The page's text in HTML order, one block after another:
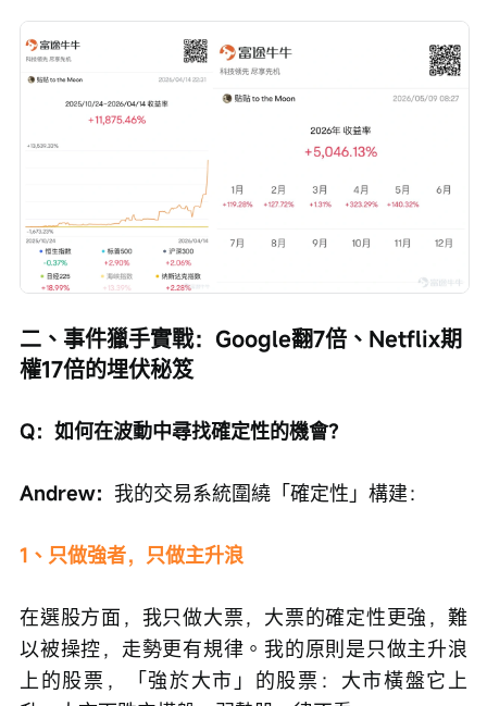
二、事件獵手實戰：Google翻7倍、Netflix期
權17倍的埋伏秘笈
Q：如何在波動中尋找確定性的機會？
Andrew： 我的交易系統圍繞「確定性」構建：
1、只做強者，只做主升浪
在選股方面，我只做大票，大票的確定性更強，難
以被操控，走勢更有規律。我的原則是只做主升浪
上的股票，「強於大市」的股票：大市橫盤它上